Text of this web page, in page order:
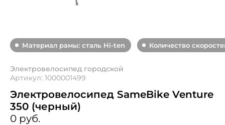
Материал рамы: сталь Hi-ten Количество
Электровелосипед городской
Артикул: 1000001499
Электровелосипед SameBike Venture
350 (черный)
0 руб.